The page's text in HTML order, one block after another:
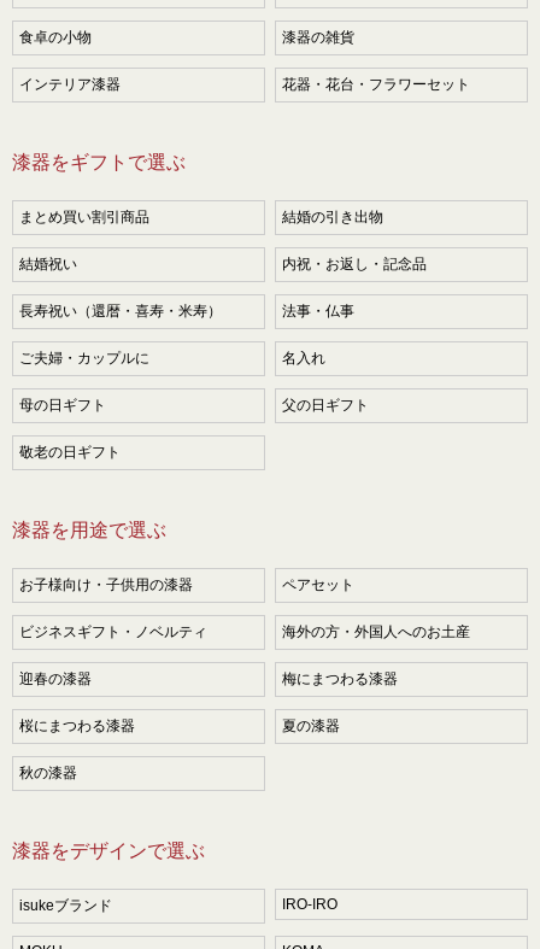
食卓の小物 漆器の雑貨
インテリア漆器 花器・花台・フラワーセット
漆器をギフトで選ぶ
まとめ買い割引商品 結婚の引き出物
結婚祝い 内祝・お返し・記念品
長寿祝い（還暦・喜寿・米寿） 法事・仏事
ご夫婦・カップルに 名入れ
母の日ギフト 父の日ギフト
敬老の日ギフト
漆器を用途で選ぶ
お子様向け・子供用の漆器 ペアセット
ビジネスギフト・ノベルティ 海外の方・外国人へのお土産
迎春の漆器 梅にまつわる漆器
桜にまつわる漆器 夏の漆器
秋の漆器
漆器をデザインで選ぶ
isukeブランド IRO-IRO